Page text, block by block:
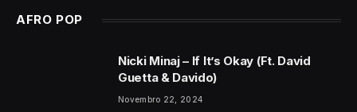
AFRO POP
Nicki Minaj – If It’s Okay (Ft. David
Guetta & Davido)
Novembro 22, 2024